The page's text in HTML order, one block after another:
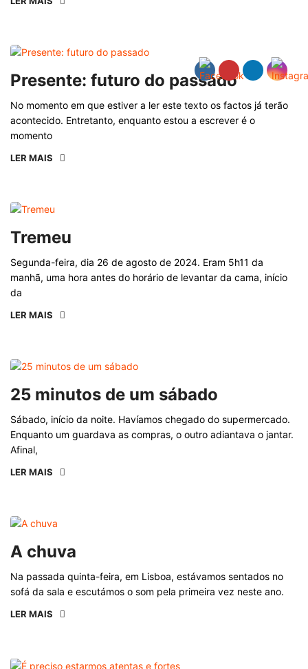
Presente: futuro do passado
No momento em que estiver a ler este texto os factos já terão
acontecido. Entretanto, enquanto estou a escrever é o
momento
LER MAIS
Tremeu
Segunda-feira, dia 26 de agosto de 2024. Eram 5h11 da
manhã, uma hora antes do horário de levantar da cama, início
da
LER MAIS
25 minutos de um sábado
Sábado, início da noite. Havíamos chegado do supermercado.
Enquanto um guardava as compras, o outro adiantava o jantar.
Afinal,
LER MAIS
A chuva
Na passada quinta-feira, em Lisboa, estávamos sentados no
sofá da sala e escutámos o som pela primeira vez neste ano.
LER MAIS